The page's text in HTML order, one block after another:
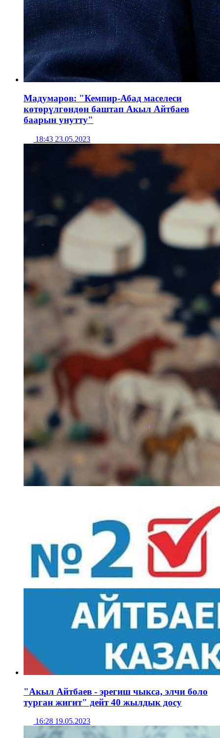
Мадумаров: "Кемпир-Абад маселеси
көтөрүлгөндөн баштап Акыл Айтбаев
баарын унутту"
18:43 23.05.2023
"Акыл Айтбаев - эрегиш чыкса, элчи боло
турган жигит" дейт 40 жылдык досу
16:28 19.05.2023